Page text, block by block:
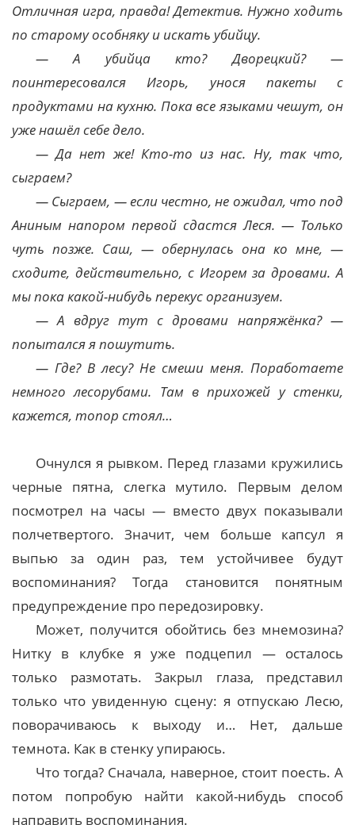
Отличная игра, правда! Детектив. Нужно ходить
по старому особняку и искать убийцу.
— А убийца кто? Дворецкий? —
поинтересовался Игорь, унося пакеты с
продуктами на кухню. Пока все языками чешут, он
уже нашёл себе дело.
— Да нет же! Кто-то из нас. Ну, так что,
сыграем?
— Сыграем, — если честно, не ожидал, что под
Аниным напором первой сдастся Леся. — Только
чуть позже. Саш, — обернулась она ко мне, —
сходите, действительно, с Игорем за дровами. А
мы пока какой-нибудь перекус организуем.
— А вдруг тут с дровами напряжёнка? —
попытался я пошутить.
— Где? В лесу? Не смеши меня. Поработаете
немного лесорубами. Там в прихожей у стенки,
кажется, топор стоял…
Очнулся я рывком. Перед глазами кружились
черные пятна, слегка мутило. Первым делом
посмотрел на часы — вместо двух показывали
полчетвертого. Значит, чем больше капсул я
выпью за один раз, тем устойчивее будут
воспоминания? Тогда становится понятным
предупреждение про передозировку.
Может, получится обойтись без мнемозина?
Нитку в клубке я уже подцепил — осталось
только размотать. Закрыл глаза, представил
только что увиденную сцену: я отпускаю Лесю,
поворачиваюсь к выходу и… Нет, дальше
темнота. Как в стенку упираюсь.
Что тогда? Сначала, наверное, стоит поесть. А
потом попробую найти какой-нибудь способ
направить воспоминания.